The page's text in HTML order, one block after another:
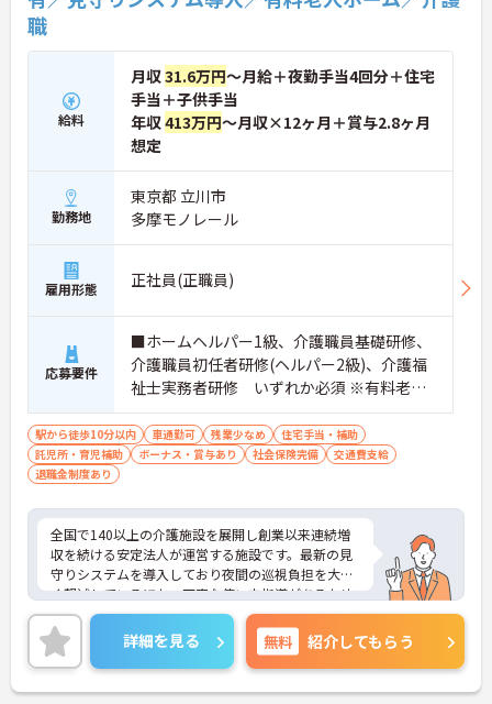
ってケアに専念できます
【明確なキャリアパスで多様な選択肢を広げていけ
・介護職から主任や施設長への昇格にくわえエリア
・独自の研修制度で段階的にスキルを磨きながらご
自身の目標に合わせたキャリアを描けます
【充実の手当と制度で腰を据えて長期的に活躍でき
ます】
・住宅手当や子ども手当を支給し家庭を持った後も
安定した収入を確保できる体制です
・定年65歳と退職金制度を完備しており将来の安心
感を持って長く働き続けられます
職
給料
月収31.6万円～月給＋夜勤手当4回分＋住宅
手当＋子供手当
年収413万円～月収×12ヶ月＋賞与2.8ヶ月
想定
勤務地
東京都 立川市
多摩モノレール
雇用形態 正社員(正職員)
応募要件
■ホームヘルパー1級、介護職員基礎研修、
介護職員初任者研修(ヘルパー2級)、介護福
祉士実務者研修 いずれか必須 ※有料老人
ホーム経験者歓迎
駅から徒歩10分以内 車通勤可 残業少なめ
住宅手当・補助
託児所・育児補助
ボーナス・賞与あり 社会保険完備
交通費支給
退職金制度あり
全国で140以上の介護施設を展開し創業以来連続増
収を続ける安定法人が運営する施設です。最新の見
守りシステムを導入しており夜間の巡視負担を大き
く軽減しているほか、丁寧な使い方指導があるため
安心して業務を始められます。月平均残業10時間程
度、住宅手当や子供手当、1食300円の食事補助など
生活を支える福利厚生が大変充実しています。『ハ
タラクエール2023』の認証も取得しており、資格取
得支援や職種別研修制度を通じて着実なキャリアア
詳細を見る 無料 紹介してもらう